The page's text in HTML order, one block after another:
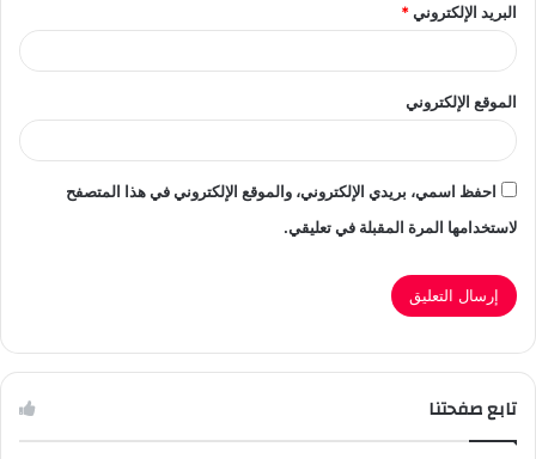
البريد الإلكتروني*
الموقع الإلكتروني
احفظ اسمي، بريدي الإلكتروني، والموقع الإلكتروني في هذا المتصفح
لاستخدامها المرة المقبلة في تعليقي.
تابع صفحتنا